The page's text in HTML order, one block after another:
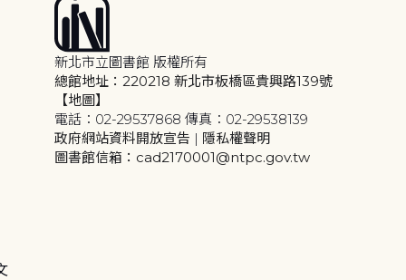
新北市立圖書館 版權所有
總館地址：220218 新北市板橋區貴興路139號
【地圖】
電話：02-29537868 傳真：02-29538139
政府網站資料開放宣告 | 隱私權聲明
圖書館信箱：cad2170001@ntpc.gov.tw